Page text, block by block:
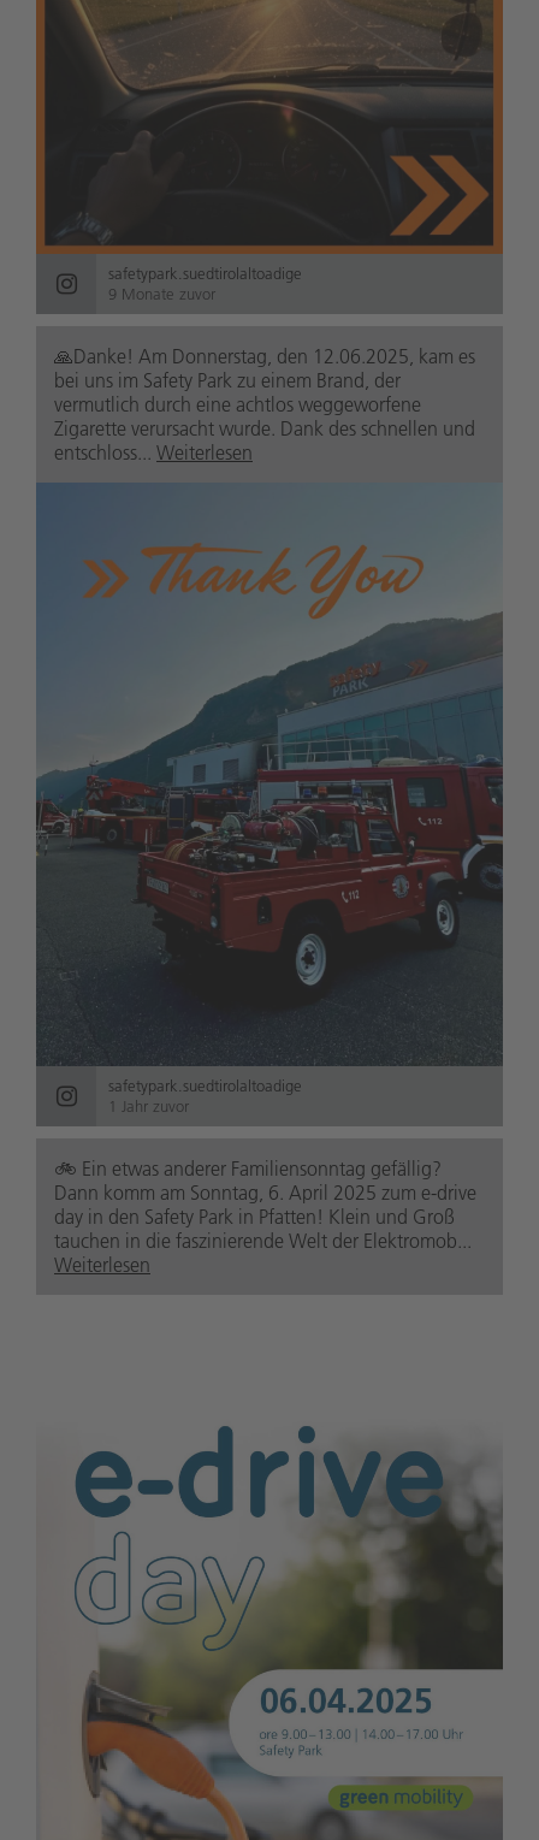
safetypark.suedtirolaltoadige
9 Monate zuvor
🙏Danke! Am Donnerstag, den 12.06.2025, kam es
bei uns im Safety Park zu einem Brand, der
vermutlich durch eine achtlos weggeworfene
Zigarette verursacht wurde. Dank des schnellen und
entschloss... Weiterlesen
safetypark.suedtirolaltoadige
1 Jahr zuvor
🚲️ Ein etwas anderer Familiensonntag gefällig?
Dann komm am Sonntag, 6. April 2025 zum e-drive
day in den Safety Park in Pfatten! Klein und Groß
tauchen in die faszinierende Welt der Elektromob...
Weiterlesen